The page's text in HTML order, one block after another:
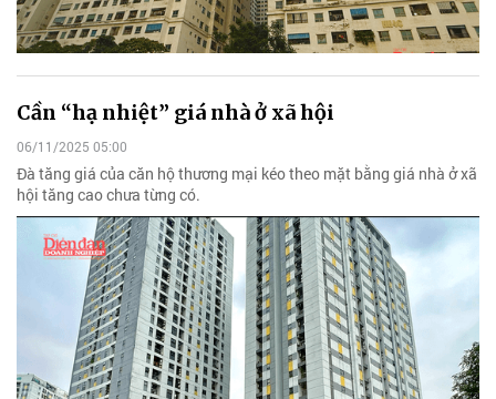
Cần “hạ nhiệt” giá nhà ở xã hội
06/11/2025 05:00
Đà tăng giá của căn hộ thương mại kéo theo mặt bằng giá nhà ở xã
hội tăng cao chưa từng có.